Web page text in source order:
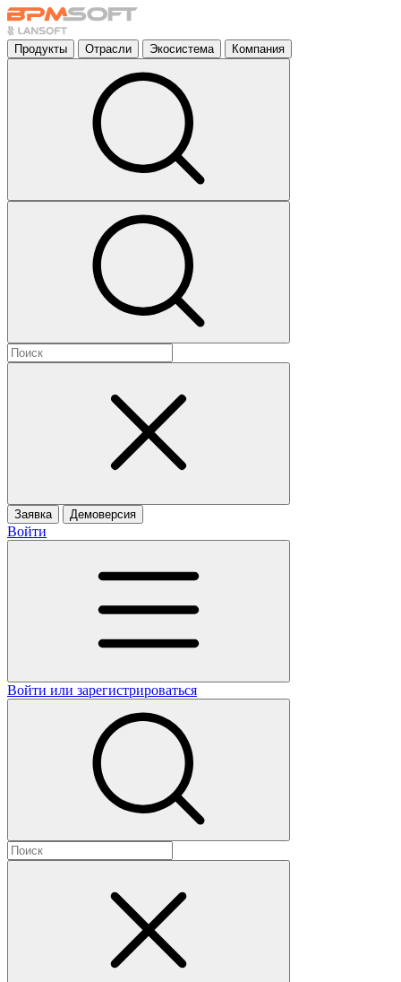
Продукты Отрасли Экосистема Компания
Заявка Демоверсия
Войти
Войти или зарегистрироваться